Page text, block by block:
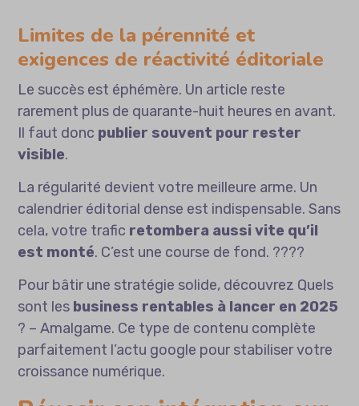
Limites de la pérennité et
exigences de réactivité éditoriale
Le succès est éphémère. Un article reste
rarement plus de quarante-huit heures en avant.
Il faut donc publier souvent pour rester
visible.
La régularité devient votre meilleure arme. Un
calendrier éditorial dense est indispensable. Sans
cela, votre trafic retombera aussi vite qu’il
est monté. C’est une course de fond. ????
Pour bâtir une stratégie solide, découvrez Quels
sont les business rentables à lancer en 2025
? – Amalgame. Ce type de contenu complète
parfaitement l’actu google pour stabiliser votre
croissance numérique.